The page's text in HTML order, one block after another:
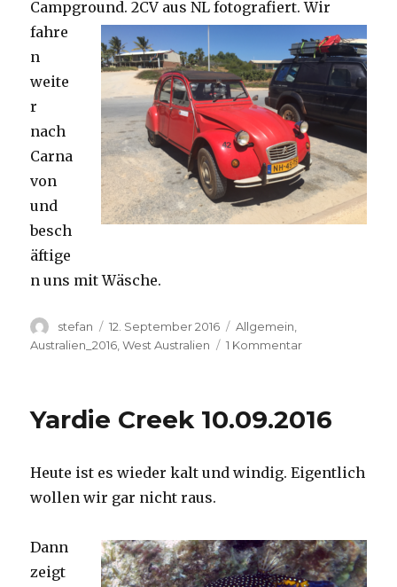
Campground.2CV aus NL fotografiert. Wir
fahre
n
weite
r
nach
Carna
von
und
besch
äftige
n uns mit Wäsche.
Autor
stefan
Veröffentlicht
am
12. September 2016 Kategorien
Allgemein
Australien_2016 ,West Australien 1 Kommentarzu
Yardie Creek 10.09.2016
Heute ist es wieder kalt und windig. Eigentlich
wollen wir gar nicht raus.
Dann
zeigt